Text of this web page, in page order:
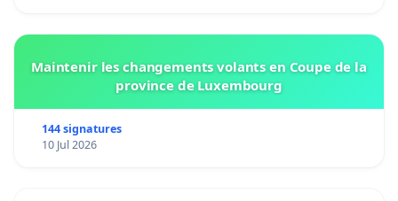
Maintenir les changements volants en Coupe de la
province de Luxembourg
144 signatures
10 Jul 2026